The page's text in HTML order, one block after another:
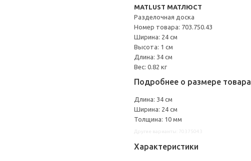
MATLUST МАТЛЮСТ
Разделочная доска
Номер товара: 703.750.43
Ширина: 24 см
Высота: 1 см
Длина: 34 см
Вес: 0.82 кг
Подробнее о размере товара
Длина: 34 см
Ширина: 24 см
Толщина: 10 мм
Характеристики